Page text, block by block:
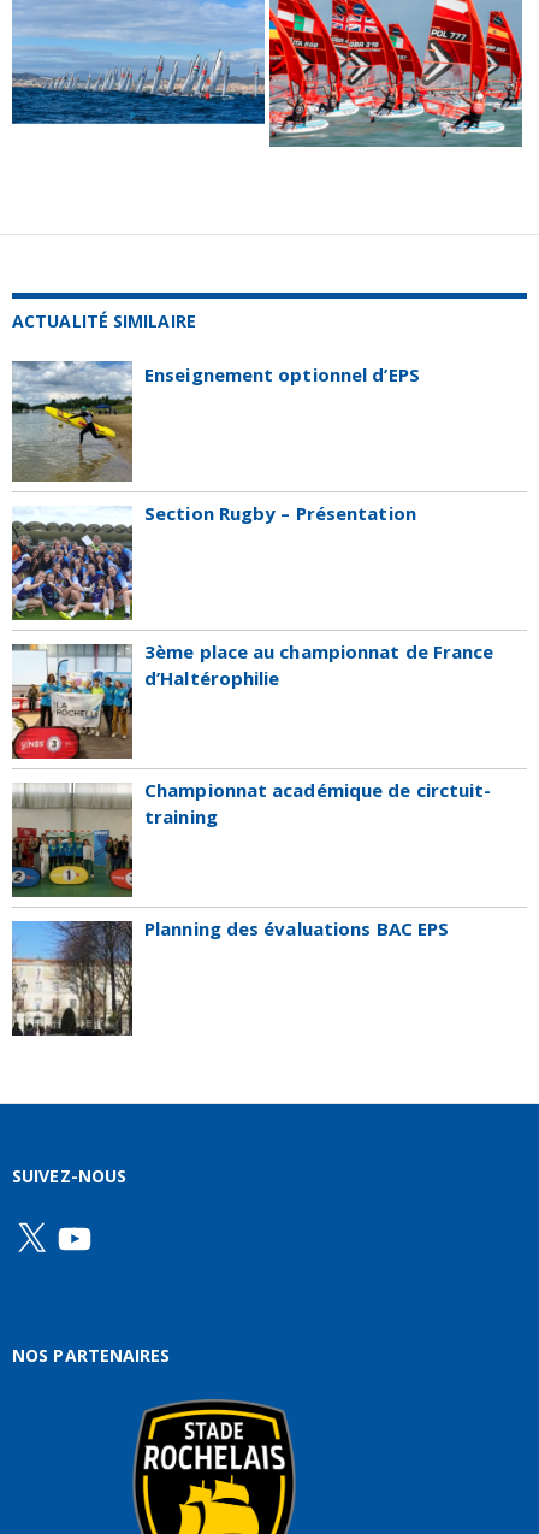
ACTUALITÉ SIMILAIRE
Enseignement optionnel d’EPS
Section Rugby – Présentation
3ème place au championnat de France
d’Haltérophilie
Championnat académique de circtuit-
training
Planning des évaluations BAC EPS
SUIVEZ-NOUS
X YouTube
NOS PARTENAIRES